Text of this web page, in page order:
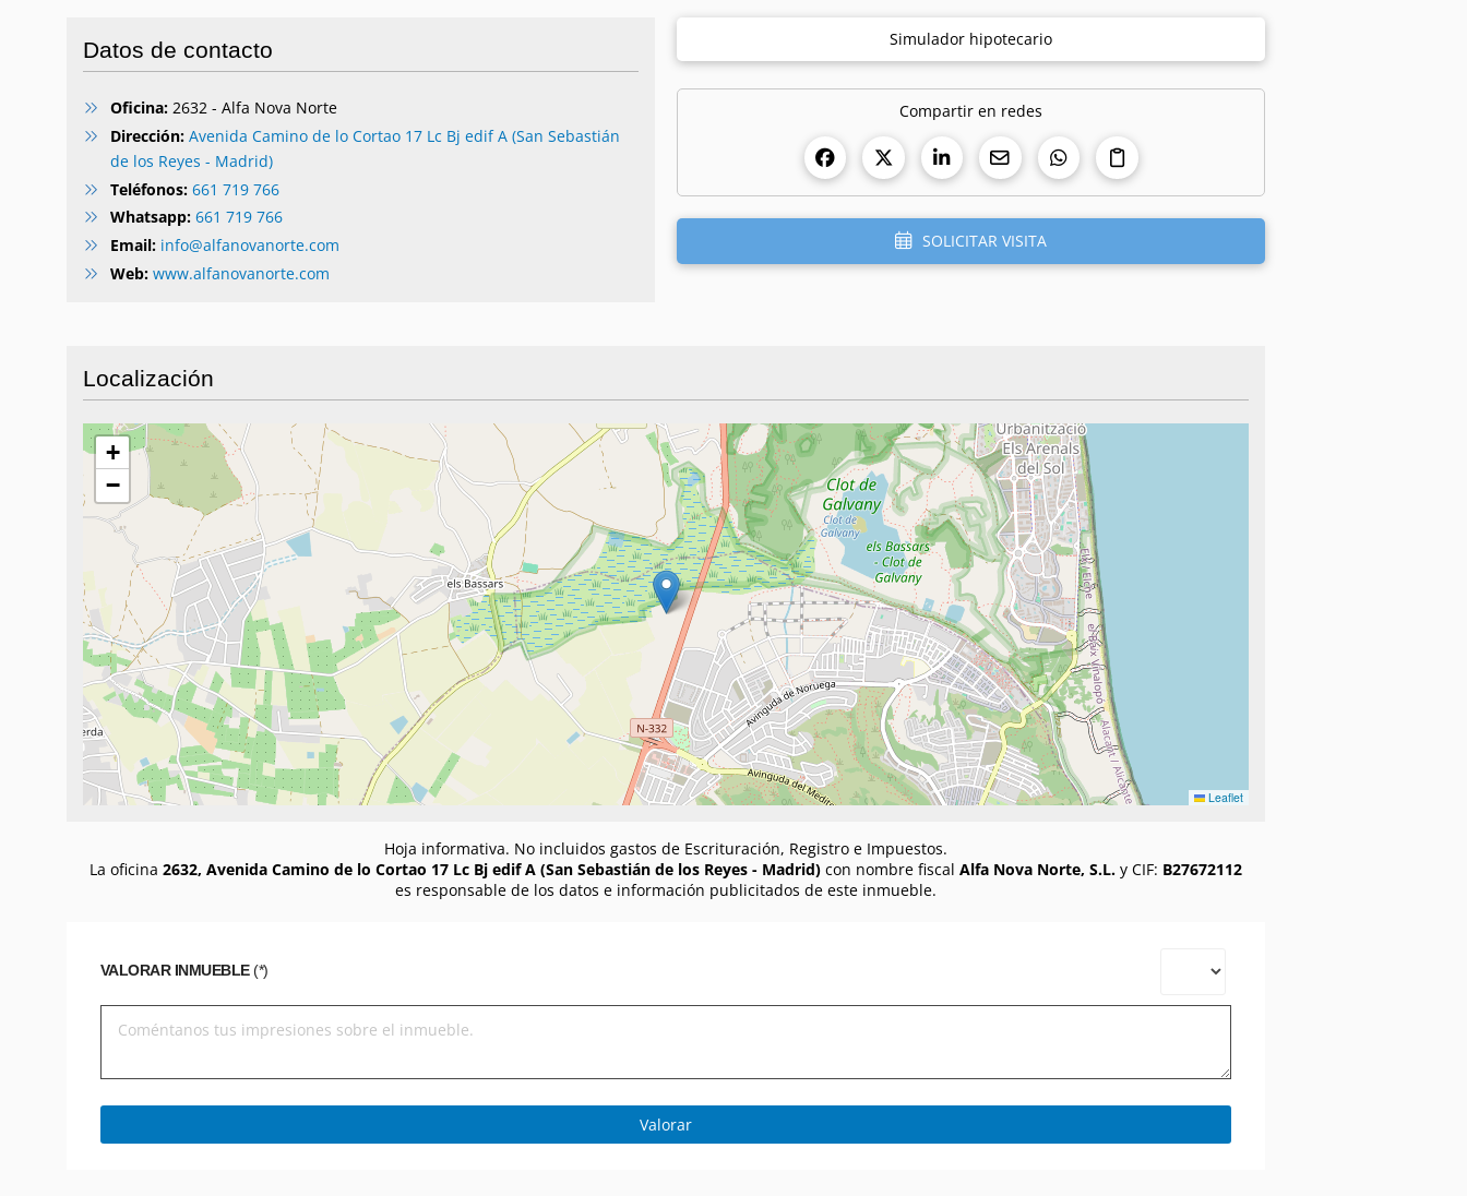
Datos de contacto
Oficina: 2632 - Alfa Nova Norte
Dirección: Avenida Camino de lo Cortao 17 Lc Bj edif A (San Sebastián
de los Reyes - Madrid)
Teléfonos: 661 719 766
Whatsapp: 661 719 766
Email: info@alfanovanorte.com
Web: www.alfanovanorte.com
Simulador hipotecario
Compartir en redes
SOLICITAR VISITA
Localización
+
−
Leaflet
Hoja informativa. No incluidos gastos de Escrituración, Registro e Impuestos.
La oficina 2632, Avenida Camino de lo Cortao 17 Lc Bj edif A (San Sebastián de los Reyes - Madrid) con nombre fiscal Alfa Nova Norte, S.L. y CIF: B27672112
es responsable de los datos e información publicitados de este inmueble.
VALORAR INMUEBLE(*)
Valorar